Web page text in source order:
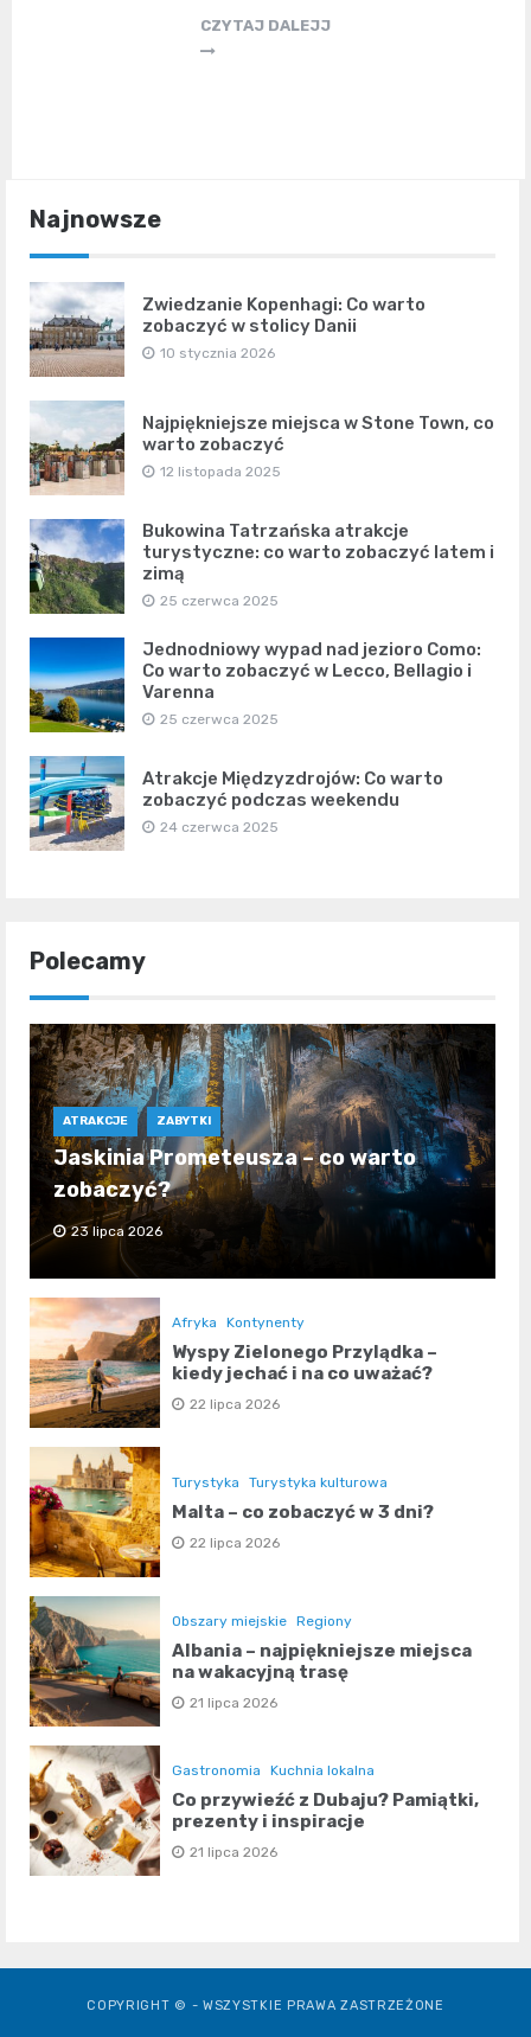
CZYTAJ DALEJJ
Najnowsze
Zwiedzanie Kopenhagi: Co warto
zobaczyć w stolicy Danii
10 stycznia 2026
Najpiękniejsze miejsca w Stone Town, co
warto zobaczyć
12 listopada 2025
Bukowina Tatrzańska atrakcje
turystyczne: co warto zobaczyć latem i
zimą
25 czerwca 2025
Jednodniowy wypad nad jezioro Como:
Co warto zobaczyć w Lecco, Bellagio i
Varenna
25 czerwca 2025
Atrakcje Międzyzdrojów: Co warto
zobaczyć podczas weekendu
24 czerwca 2025
Polecamy
ATRAKCJE ZABYTKI
Jaskinia Prometeusza – co warto
zobaczyć?
23 lipca 2026
Afryka Kontynenty
Wyspy Zielonego Przylądka –
kiedy jechać i na co uważać?
22 lipca 2026
Turystyka Turystyka kulturowa
Malta – co zobaczyć w 3 dni?
22 lipca 2026
Obszary miejskie Regiony
Albania – najpiękniejsze miejsca
na wakacyjną trasę
21 lipca 2026
Gastronomia Kuchnia lokalna
Co przywieźć z Dubaju? Pamiątki,
prezenty i inspiracje
21 lipca 2026
COPYRIGHT © - WSZYSTKIE PRAWA ZASTRZEŻONE